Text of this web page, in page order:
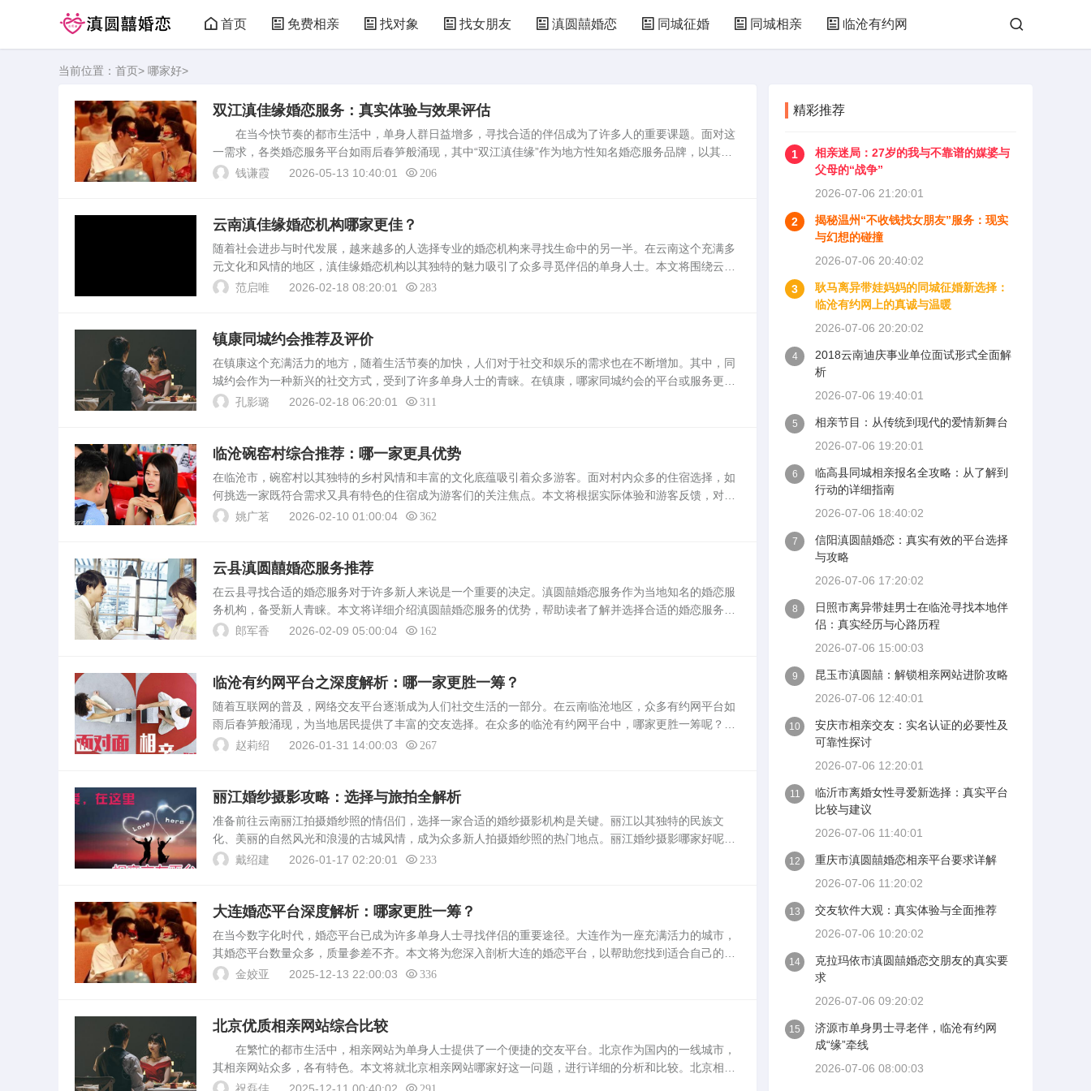
首页 免费相亲 找对象 找女朋友 滇圆囍婚恋 同城征婚 同城相亲 临沧有约网
当前位置： 首页> 哪家好>
双江滇佳缘婚恋服务：真实体验与效果评估
在当今快节奏的都市生活中，单身人群日益增多，寻找合适的伴侣成为了许多人的重要课题。面对这
一需求，各类婚恋服务平台如雨后春笋般涌现，其中“双江滇佳缘”作为地方性知名婚恋服务品牌，以其独
特的地理位置优势和精准的匹配服务吸引了大量用户。本文将基于真实体验与效果评估，对双江滇佳缘婚
钱谦霞 2026-05-13 10:40:01 206
云南滇佳缘婚恋机构哪家更佳？
随着社会进步与时代发展，越来越多的人选择专业的婚恋机构来寻找生命中的另一半。在云南这个充满多
元文化和风情的地区，滇佳缘婚恋机构以其独特的魅力吸引了众多寻觅伴侣的单身人士。本文将围绕云南
地区不同的婚恋机构，就服务质量、用户口碑和客户反馈等方面，详细探讨哪一家更为优秀。缘定三生婚
范启唯 2026-02-18 08:20:01 283
镇康同城约会推荐及评价
在镇康这个充满活力的地方，随着生活节奏的加快，人们对于社交和娱乐的需求也在不断增加。其中，同
城约会作为一种新兴的社交方式，受到了许多单身人士的青睐。在镇康，哪家同城约会的平台或服务更好
呢？本文将为您详细解析。镇康同城约会的选择在镇康，可供选择的同城约会平台和服务众多，其中较为
孔影璐 2026-02-18 06:20:01 311
临沧碗窑村综合推荐：哪一家更具优势
在临沧市，碗窑村以其独特的乡村风情和丰富的文化底蕴吸引着众多游客。面对村内众多的住宿选择，如
何挑选一家既符合需求又具有特色的住宿成为游客们的关注焦点。本文将根据实际体验和游客反馈，对临
沧碗窑村的住宿进行详细分析，以帮助大家更好地做出选择。村内住宿概况碗窑村的住宿选择多样，包括
姚广茗 2026-02-10 01:00:04 362
云县滇圆囍婚恋服务推荐
在云县寻找合适的婚恋服务对于许多新人来说是一个重要的决定。滇圆囍婚恋服务作为当地知名的婚恋服
务机构，备受新人青睐。本文将详细介绍滇圆囍婚恋服务的优势，帮助读者了解并选择合适的婚恋服务。
云县作为一个人文荟萃的地方，婚恋服务市场日益繁荣。滇圆囍婚恋服务以其专业的团队、丰富的经
郎军香 2026-02-09 05:00:04 162
临沧有约网平台之深度解析：哪一家更胜一筹？
随着互联网的普及，网络交友平台逐渐成为人们社交生活的一部分。在云南临沧地区，众多有约网平台如
雨后春笋般涌现，为当地居民提供了丰富的交友选择。在众多的临沧有约网平台中，哪家更胜一筹呢？本
文将进行详细分析。平台背景与信誉在临沧地区，有数家知名的有约网平台，其中[具体某几家网站]因其
赵莉绍 2026-01-31 14:00:03 267
丽江婚纱摄影攻略：选择与旅拍全解析
准备前往云南丽江拍摄婚纱照的情侣们，选择一家合适的婚纱摄影机构是关键。丽江以其独特的民族文
化、美丽的自然风光和浪漫的古城风情，成为众多新人拍摄婚纱照的热门地点。丽江婚纱摄影哪家好呢？
本文将为您详细解析丽江婚纱摄影的选择与旅拍全流程。丽江婚纱摄影机构推荐1. 蓝天摄影工作室：蓝天
戴绍建 2026-01-17 02:20:01 233
大连婚恋平台深度解析：哪家更胜一筹？
在当今数字化时代，婚恋平台已成为许多单身人士寻找伴侣的重要途径。大连作为一座充满活力的城市，
其婚恋平台数量众多，质量参差不齐。本文将为您深入剖析大连的婚恋平台，以帮助您找到适合自己的婚
恋平台。百合正确佳缘百合正确佳缘作为国内知名的婚恋平台之一，在大连地区拥有广泛的用户群体。该
金姣亚 2025-12-13 22:00:03 336
北京优质相亲网站综合比较
在繁忙的都市生活中，相亲网站为单身人士提供了一个便捷的交友平台。北京作为国内的一线城市，
其相亲网站众多，各有特色。本文将就北京相亲网站哪家好这一问题，进行详细的分析和比较。北京相亲
网站概述北京的相亲网站涵盖了多种类型和特色，包括综合性相亲平台、高端婚恋网站、垂直领域相亲网
291
精彩推荐
1
相亲迷局：27岁的我与不靠谱的媒婆与
父母的“战争”
2026-07-06 21:20:01
2
揭秘温州“不收钱找女朋友”服务：现实
与幻想的碰撞
2026-07-06 20:40:02
3
耿马离异带娃妈妈的同城征婚新选择：
临沧有约网上的真诚与温暖
2026-07-06 20:20:02
4
2018云南迪庆事业单位面试形式全面解
析
2026-07-06 19:40:01
5
相亲节目：从传统到现代的爱情新舞台
2026-07-06 19:20:01
6
临高县同城相亲报名全攻略：从了解到
行动的详细指南
2026-07-06 18:40:02
7
信阳滇圆囍婚恋：真实有效的平台选择
与攻略
2026-07-06 17:20:02
8
日照市离异带娃男士在临沧寻找本地伴
侣：真实经历与心路历程
2026-07-06 15:00:03
9
昆玉市滇圆囍：解锁相亲网站进阶攻略
2026-07-06 12:40:01
10
安庆市相亲交友：实名认证的必要性及
可靠性探讨
2026-07-06 12:20:01
11
临沂市离婚女性寻爱新选择：真实平台
比较与建议
2026-07-06 11:40:01
12
重庆市滇圆囍婚恋相亲平台要求详解
2026-07-06 11:20:02
13
交友软件大观：真实体验与全面推荐
2026-07-06 10:20:02
14
克拉玛依市滇圆囍婚恋交朋友的真实要
求
2026-07-06 09:20:02
15
济源市单身男士寻老伴，临沧有约网
成“缘”牵线
2026-07-06 08:00:03